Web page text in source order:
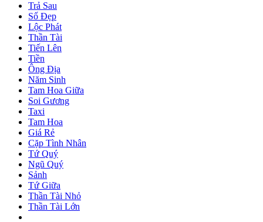
Trả Sau
Số Đẹp
Lộc Phát
Thần Tài
Tiến Lên
Tiền
Ông Địa
Năm Sinh
Tam Hoa Giữa
Soi Gương
Taxi
Tam Hoa
Giá Rẻ
Cặp Tình Nhân
Tứ Quý
Ngũ Quý
Sảnh
Tứ Giữa
Thần Tài Nhỏ
Thần Tài Lớn